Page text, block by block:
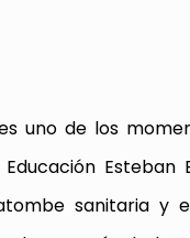
uno de los
Esteban
sanitaria y